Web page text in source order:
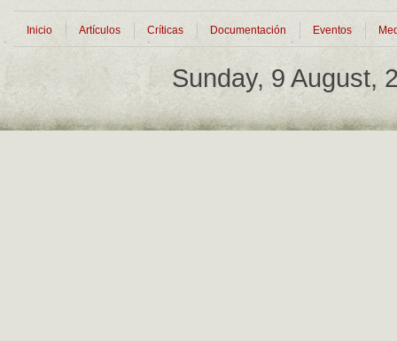
Inicio Artículos Críticas Documentación Eventos
Sunday, 9 August,